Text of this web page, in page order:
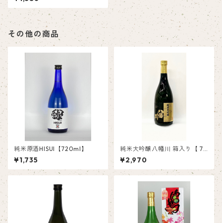
その他の商品
純米原酒HISUI【720ml】
¥1,735
純米大吟醸八幡川 箱入り【 72
0ml】
¥2,970